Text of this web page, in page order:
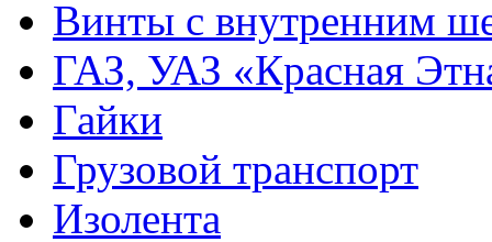
Винты с внутренним
ГАЗ, УАЗ «Красная
Гайки
Грузовой транспорт
Изолента